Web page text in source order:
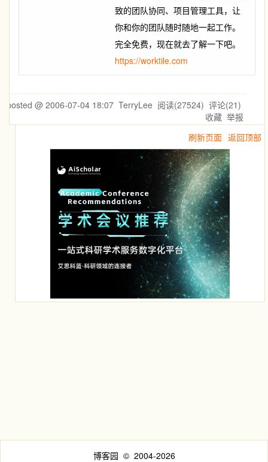
致的团队协同、项目管理工具，让
你和你的团队随时随地一起工作。
完全免费，现在就去了解一下吧。
https://worktile.com
posted @ 2006-07-04 18:07 TerryLee 阅读(27524) 评论(21)
收藏 举报
刷新页面 返回顶部
博客园 © 2004-2026